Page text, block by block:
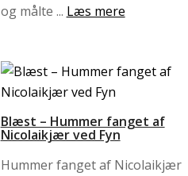
og målte ... Læs mere
Blæst – Hummer fanget af
Nicolaikjær ved Fyn
Hummer fanget af Nicolaikjær